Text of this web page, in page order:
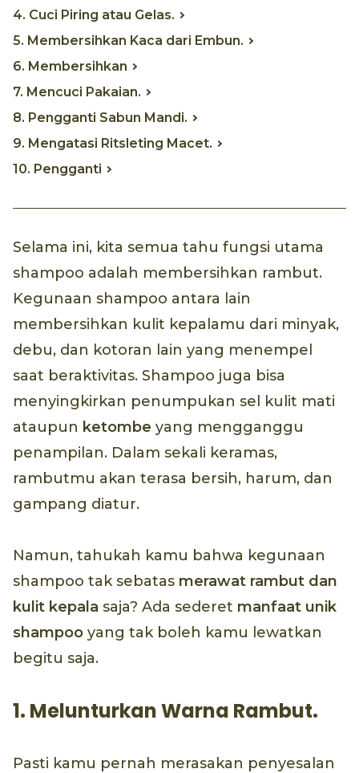
4. Cuci Piring atau Gelas.
5. Membersihkan Kaca dari Embun.
6. Membersihkan
7. Mencuci Pakaian.
8. Pengganti Sabun Mandi.
9. Mengatasi Ritsleting Macet.
10. Pengganti
Selama ini, kita semua tahu fungsi utama
shampoo adalah membersihkan rambut.
Kegunaan shampoo antara lain
membersihkan kulit kepalamu dari minyak,
debu, dan kotoran lain yang menempel
saat beraktivitas. Shampoo juga bisa
menyingkirkan penumpukan sel kulit mati
ataupun ketombe yang mengganggu
penampilan. Dalam sekali keramas,
rambutmu akan terasa bersih, harum, dan
gampang diatur.
Namun, tahukah kamu bahwa kegunaan
shampoo tak sebatas merawat rambut dan
kulit kepala saja? Ada sederet manfaat unik
shampoo yang tak boleh kamu lewatkan
begitu saja.
1. Melunturkan Warna Rambut.
Pasti kamu pernah merasakan penyesalan